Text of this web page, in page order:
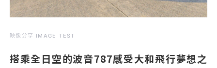
映像分享 IMAGE TEST
搭乘全日空的波音787感受大和飛行夢想之